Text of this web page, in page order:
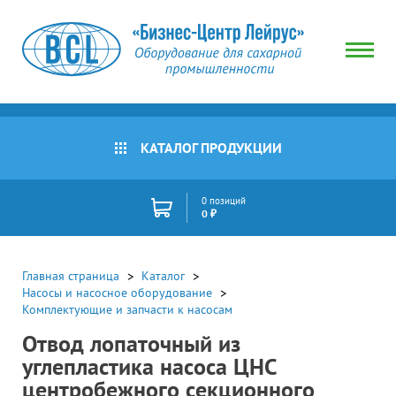
КАТАЛОГ ПРОДУКЦИИ
0 позиций
0 ₽
Главная страница
Каталог
Насосы и насосное оборудование
Комплектующие и запчасти к насосам
Отвод лопаточный из
углепластика насоса ЦНС
центробежного секционного